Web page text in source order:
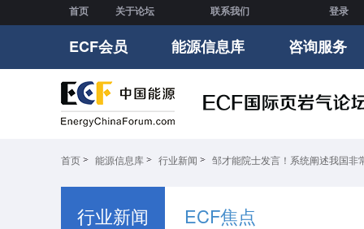
首页 关于论坛 联系我们 登录
ECF会员 能源信息库 咨询服务
首页 能源信息库 行业新闻 邹才能院士发言！系统阐述我国非
行业新闻 ECF焦点